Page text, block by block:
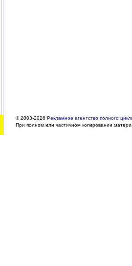
© 2003-2026 Рекламное агентство полного
При полном или частичном копировании